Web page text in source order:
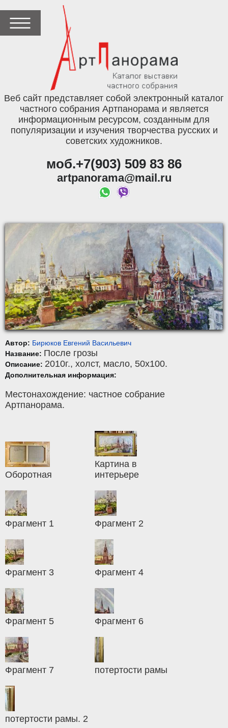
Веб сайт представляет собой электронный каталог
частного собрания Артпанорама и является
информационным ресурсом, созданным для
популяризации и изучения творчества русских и
советских художников.
моб.+7(903) 509 83 86
artpanorama@mail.ru
Автор: Бирюков Евгений Васильевич
Название: После грозы
Описание: 2010г., холст, масло, 50x100.
Дополнительная информация:
Местонахождение: частное собрание
Артпанорама.
Оборотная
Картина в
интерьере
Фрагмент 1 Фрагмент 2
Фрагмент 3 Фрагмент 4
Фрагмент 5 Фрагмент 6
Фрагмент 7 потертости рамы
потертости рамы. 2